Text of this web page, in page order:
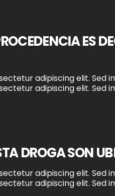
ES
adipiscing elit. Sed
adipiscing elit. Sed
DROGA SON
adipiscing elit. Sed
adipiscing elit. Sed